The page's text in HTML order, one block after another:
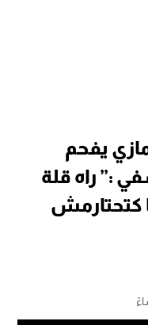
يفحم
:” راه قلة
كتحتارمش